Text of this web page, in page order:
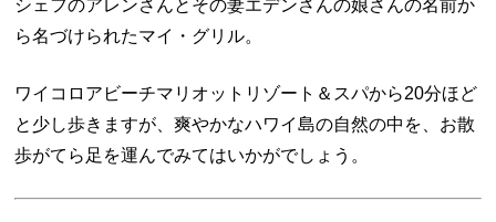
シェフのアレンさんとその妻エデンさんの娘さんの名前か
ら名づけられたマイ・グリル。
ワイコロアビーチマリオットリゾート＆スパから20分ほど
と少し歩きますが、爽やかなハワイ島の自然の中を、お散
歩がてら足を運んでみてはいかがでしょう。